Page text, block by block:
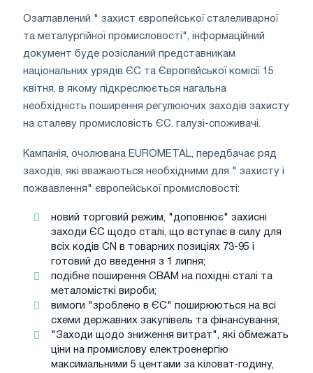
Озаглавлений " захист європейської сталеливарної
та металургійної промисловості", інформаційний
документ буде розісланий представникам
національних урядів ЄС та Європейської комісії 15
квітня, в якому підкреслюється нагальна
необхідність поширення регулюючих заходів захисту
на сталеву промисловість ЄС. галузі-споживачі.
Кампанія, очолювана EUROMETAL, передбачає ряд
заходів, які вважаються необхідними для " захисту і
пожвавлення" європейської промисловості:
новий торговий режим, "доповнює" захисні
заходи ЄС щодо сталі, що вступає в силу для
всіх кодів CN в товарних позиціях 73-95 і
готовий до введення з 1 липня;
подібне поширення CBAM на похідні сталі та
металомісткі вироби;
вимоги "зроблено в ЄС" поширюються на всі
схеми державних закупівель та фінансування;
"Заходи щодо зниження витрат", які обмежать
ціни на промислову електроенергію
максимальними 5 центами за кіловат-годину,